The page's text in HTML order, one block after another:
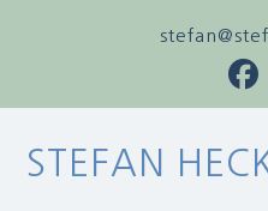
STEFAN